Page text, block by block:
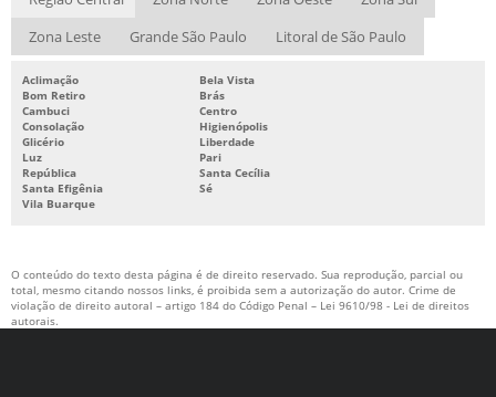
Zona Leste
Grande São Paulo Litoral de São Paulo
Aclimação
Bela Vista
Bom Retiro
Brás
Cambuci
Centro
Consolação
Higienópolis
Glicério
Liberdade
Luz
Pari
República
Santa Cecília
Santa Efigênia
Sé
Vila Buarque
O conteúdo do texto desta página é de direito reservado. Sua reprodução, parcial ou
total, mesmo citando nossos links, é proibida sem a autorização do autor. Crime de
violação de direito autoral – artigo 184 do Código Penal – Lei 9610/98 - Lei de direitos
autorais.